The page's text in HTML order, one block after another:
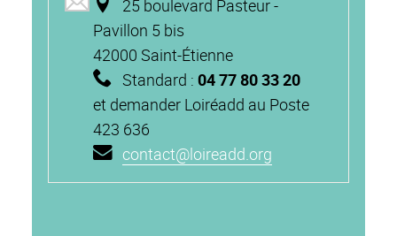
25 boulevard Pasteur -
Pavillon 5 bis
42000 Saint-Étienne
Standard : 04 77 80 33 20
et demander Loiréadd au Poste
423 636
contact@loireadd.org